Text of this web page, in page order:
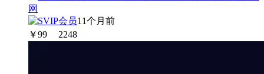
11个月前
￥99 2248